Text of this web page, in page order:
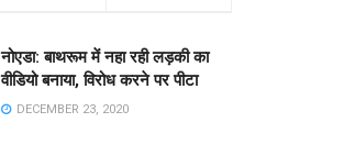
नोएडा: बाथरूम में नहा रही लड़की का
वीडियो बनाया, विरोध करने पर पीटा
DECEMBER 23, 2020